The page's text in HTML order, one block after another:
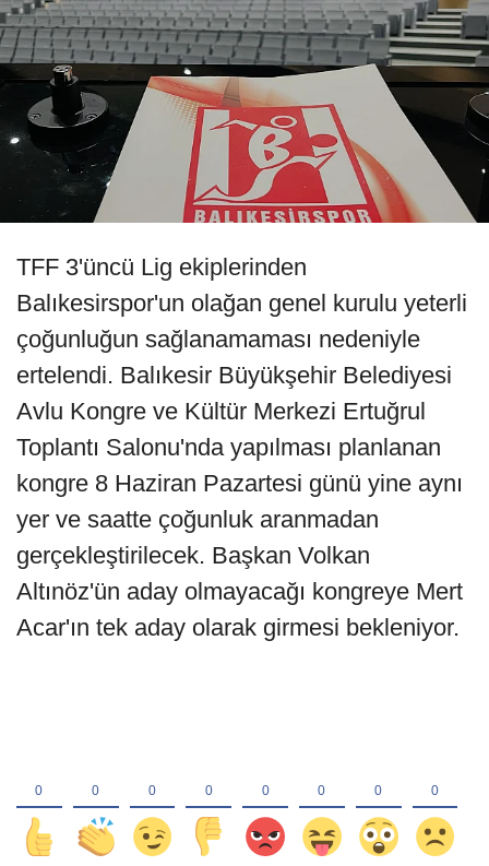
TFF 3'üncü Lig ekiplerinden
Balıkesirspor'un olağan genel kurulu yeterli
çoğunluğun sağlanamaması nedeniyle
ertelendi. Balıkesir Büyükşehir Belediyesi
Avlu Kongre ve Kültür Merkezi Ertuğrul
Toplantı Salonu'nda yapılması planlanan
kongre 8 Haziran Pazartesi günü yine aynı
yer ve saatte çoğunluk aranmadan
gerçekleştirilecek. Başkan Volkan
Altınöz'ün aday olmayacağı kongreye Mert
Acar'ın tek aday olarak girmesi bekleniyor.